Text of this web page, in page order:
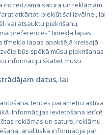
CVbankas.lt
Kainos.lt
Paslaugos.lt
no redzamā satura un reklāmām
atkārtoti piekļūt šai izvēlnei, lai
vai atsauktu piekrišanu,
preferences” tīmekļa lapas
tīmekļa lapas apakšējā kreisajā
būs spēkā mūsu piekrišanas
informāciju skatiet mūsu
datus, lai
Ierīces parametru aktīva
Informācijas ievietošana ierīcē
reklāmas un saturs, reklāmu
analītiskā informācija par